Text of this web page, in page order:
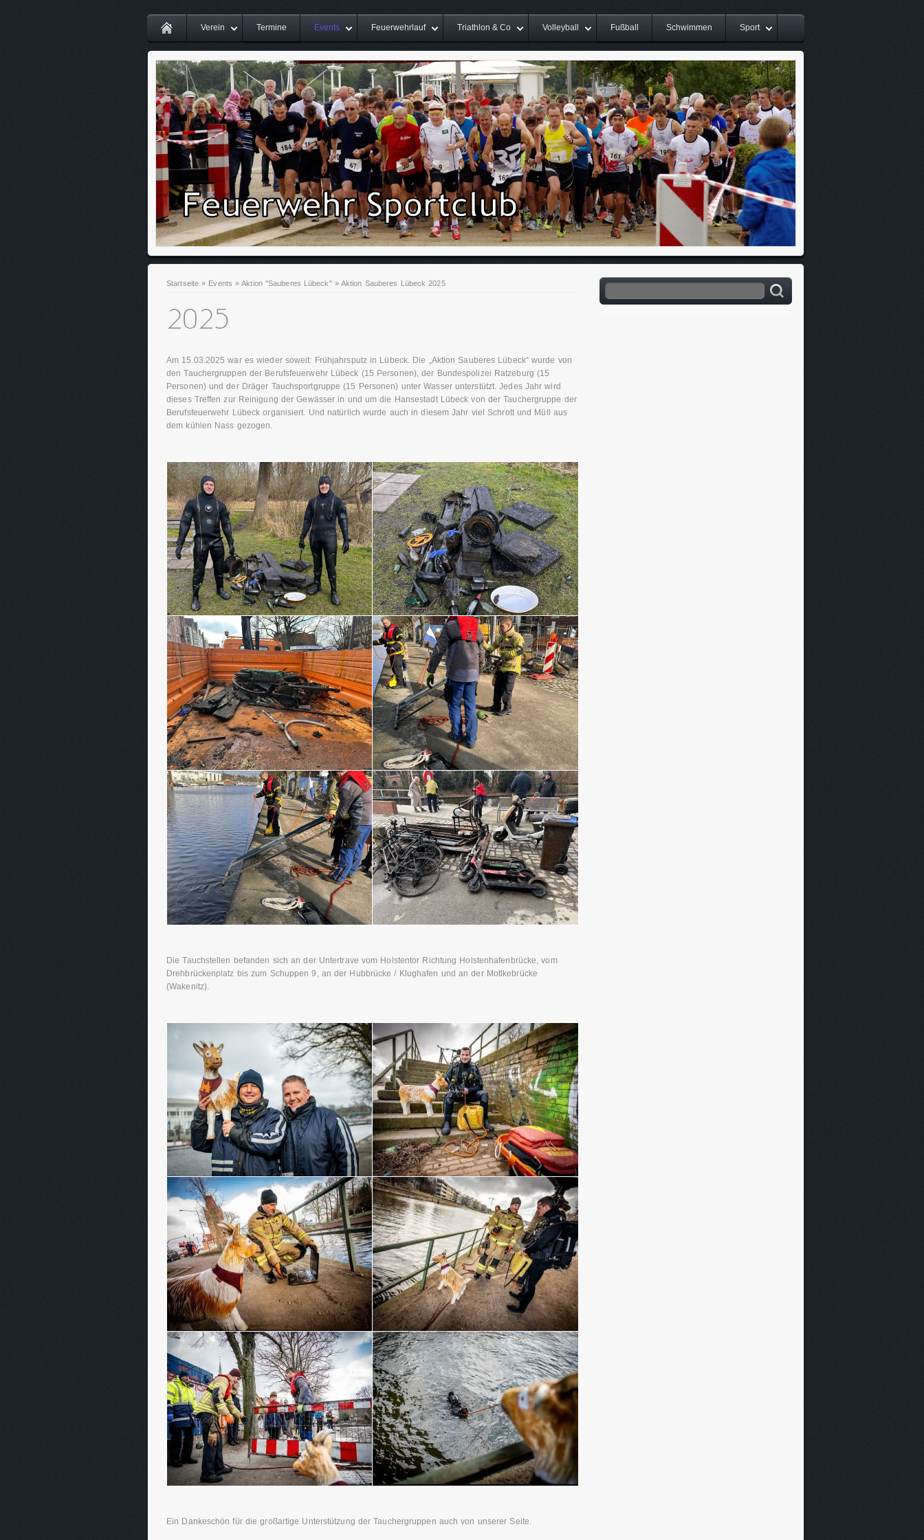
Verein Termine Events Feuerwehrlauf Triathlon & Co Volleyball Fußball Schwimmen Sport
Startseite » Events »Aktion "Sauberes Lübeck"» Aktion Sauberes Lübeck 2025
Am 15.03.2025 war es wieder soweit: Frühjahrsputz in Lübeck. Die „Aktion Sauberes Lübeck“ wurde von
den Tauchergruppen der Berufsfeuerwehr Lübeck (15 Personen), der Bundespolizei Ratzeburg (15
Personen) und der Dräger Tauchsportgruppe (15 Personen) unter Wasser unterstützt. Jedes Jahr wird
dieses Treffen zur Reinigung der Gewässer in und um die Hansestadt Lübeck von der Tauchergruppe der
Berufsfeuerwehr Lübeck organisiert. Und natürlich wurde auch in diesem Jahr viel Schrott und Müll aus
dem kühlen Nass gezogen.
Die Tauchstellen befanden sich an der Untertrave vom Holstentor Richtung Holstenhafenbrücke, vom
Drehbrückenplatz bis zum Schuppen 9, an der Hubbrücke / Klughafen und an der Motlkebrücke
(Wakenitz).
Ein Dankeschön für die großartige Unterstützung der Tauchergruppen auch von unserer Seite.